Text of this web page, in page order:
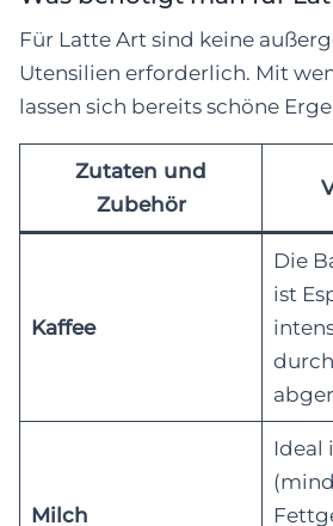
Für Latte Art sind keine
Utensilien erforderlich. Mit
lassen sich bereits schöne
Zutaten und
Zubehör
Kaffee
Die
ist
Milch
Ideal